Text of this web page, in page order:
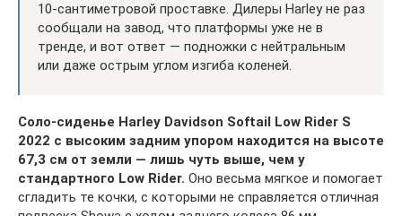
10-сантиметровой проставке. Дилеры Harley не раз
сообщали на завод, что платформы уже не в
тренде, и вот ответ — подножки с нейтральным
или даже острым углом изгиба коленей.
Соло-сиденье Harley Davidson Softail Low Rider S
2022 с высоким задним упором находится на высоте
67,3 см от земли — лишь чуть выше, чем у
стандартного Low Rider. Оно весьма мягкое и помогает
сгладить те кочки, с которыми не справляется отличная